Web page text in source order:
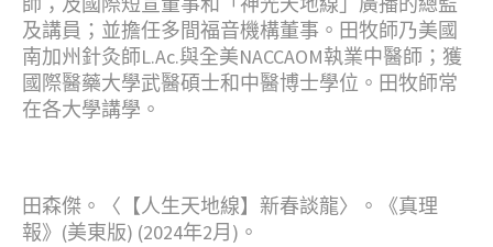
及講員；並擔任多間福音機構董事。田牧師乃美國
南加州針灸師L.Ac.與全美NACCAOM執業中醫師；獲
國際醫藥大學武醫碩士和中醫博士學位。田牧師常
在各大學講學。
田森傑。〈【人生天地線】新春談龍〉。《真理
報》(美東版) (2024年2月)。